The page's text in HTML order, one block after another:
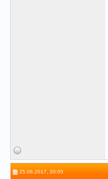
25.06.2017, 20:05